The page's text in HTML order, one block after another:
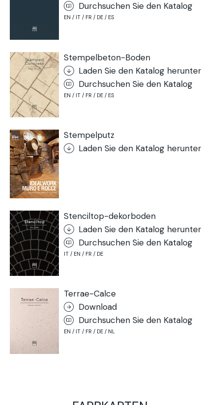
Durchsuchen Sie den Katalog
EN / IT / FR / DE / ES
Stempelbeton-Boden
Laden Sie den Katalog herunter
Durchsuchen Sie den Katalog
EN / IT / FR / DE / ES
Stempelputz
Laden Sie den Katalog herunter
Stenciltop-dekorboden
Laden Sie den Katalog herunter
Durchsuchen Sie den Katalog
IT / EN / FR / DE
Terrae-Calce
Download
Durchsuchen Sie den Katalog
EN / IT / FR / DE / NL